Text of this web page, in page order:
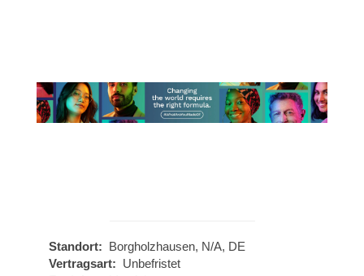
Standort: Borgholzhausen, N/A, DE
Vertragsart: Unbefristet